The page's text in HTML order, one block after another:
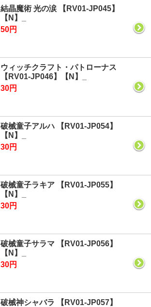
結晶魔術 光の涙 【RV01-JP045】
【N】_
50円
ウィッチクラフト・パトローナス
【RV01-JP046】【N】_
30円
破械童子アルハ 【RV01-JP054】
【N】_
30円
破械童子ラキア 【RV01-JP055】
【N】_
30円
破械童子サラマ 【RV01-JP056】
【N】_
30円
破械神シャバラ 【RV01-JP057】